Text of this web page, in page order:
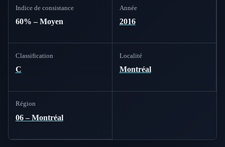
Indice de consistance
60% – Moyen
Année
2016
Classification
C
Localité
Montréal
Région
06 – Montréal